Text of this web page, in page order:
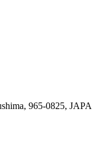
965-0825,